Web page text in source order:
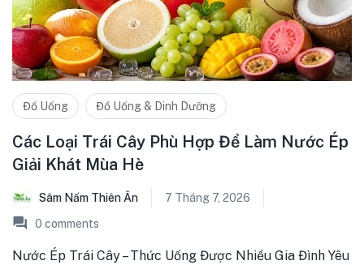
Đồ Uống Đồ Uống & Dinh Dưỡng
Các Loại Trái Cây Phù Hợp Để Làm Nước Ép
Giải Khát Mùa Hè
Sâm Nấm Thiên Ân
7 Tháng 7, 2026
0 comments
Nước Ép Trái Cây – Thức Uống Được Nhiều Gia Đình Yêu